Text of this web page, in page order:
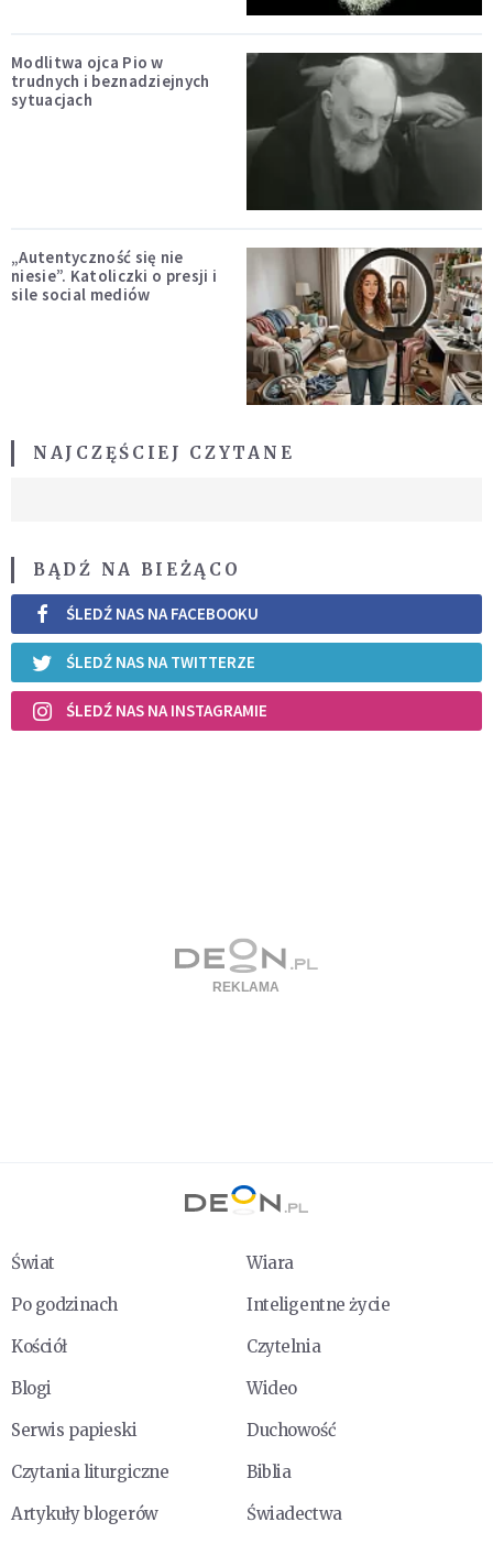
Modlitwa ojca Pio w
trudnych i beznadziejnych
sytuacjach
„Autentyczność się nie
niesie”. Katoliczki o presji i
sile social mediów
NAJCZĘŚCIEJ CZYTANE
BĄDŹ NA BIEŻĄCO
ŚLEDŹ NAS NA FACEBOOKU
ŚLEDŹ NAS NA TWITTERZE
ŚLEDŹ NAS NA INSTAGRAMIE
Świat
Wiara
Po godzinach
Inteligentne życie
Kościół
Czytelnia
Blogi
Wideo
Serwis papieski
Duchowość
Czytania liturgiczne
Biblia
Artykuły blogerów
Świadectwa